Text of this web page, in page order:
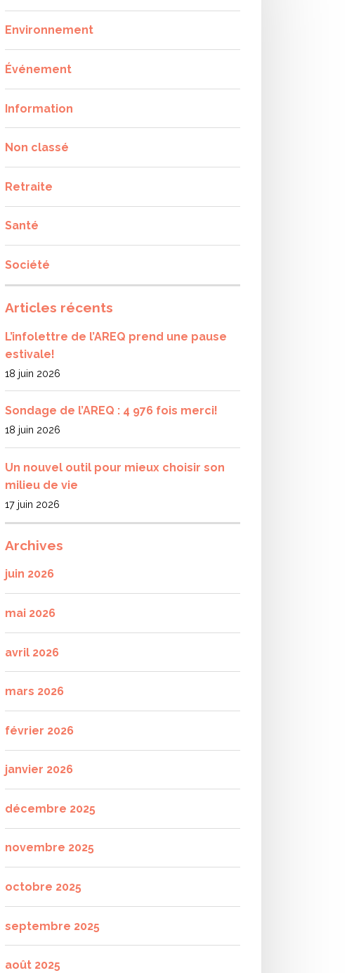
Environnement
Événement
Information
Non classé
Retraite
Santé
Société
Articles récents
L’infolettre de l’AREQ prend une pause
estivale!
18 juin 2026
Sondage de l’AREQ : 4 976 fois merci!
18 juin 2026
Un nouvel outil pour mieux choisir son
milieu de vie
17 juin 2026
Archives
juin 2026
mai 2026
avril 2026
mars 2026
février 2026
janvier 2026
décembre 2025
novembre 2025
octobre 2025
septembre 2025
août 2025